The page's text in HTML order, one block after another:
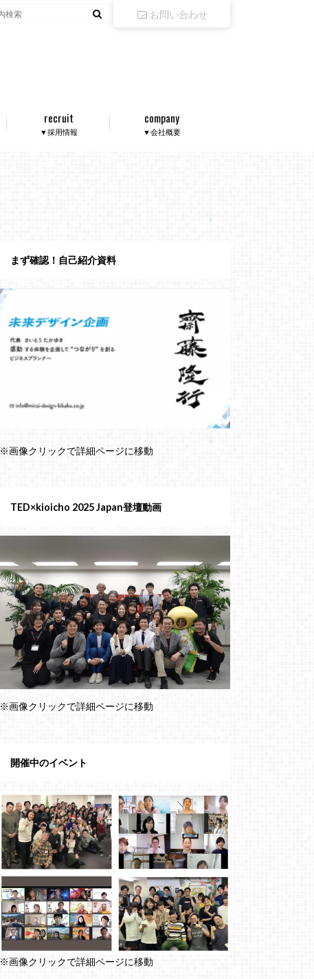
お問い合わせ
▼採用情報
recruit
▼会社概要
company
まず確認！自己紹介資料
※画像クリックで詳細ページに移動
TED×kioicho 2025 Japan登壇動画
※画像クリックで詳細ページに移動
開催中のイベント
※画像クリックで詳細ページに移動